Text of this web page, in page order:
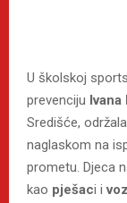
U školskoj
prevenciju
Središće,
naglaskom na
prometu. Djeca
kao pješaci i